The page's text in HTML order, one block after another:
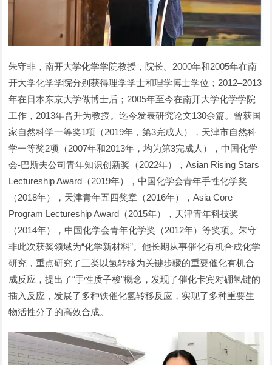
朱守非，南开大学化学学院教授，院长。2000年和2005年在南
开大学化学学院分别获得理学学士和理学博士学位；2012‒2013
年在日本东京大学做博士后；2005年至今在南开大学化学学院
工作，2013年晋升为教授。迄今发表研究论文130余篇。曾获国
家自然科学一等奖1项（2019年，第3完成人），天津市自然科
学一等奖2项（2007年和2013年，均为第3完成人），中国化学
会-巴斯夫公司青年知识创新奖（2022年），Asian Rising Stars
Lectureship Award（2019年），中国化学会青年手性化学奖
（2018年），天津青年五四奖章（2016年），Asia Core
Program Lectureship Award（2015年），天津青年科技奖
（2014年），中国化学会青年化学奖（2012年）等奖项。朱守
非此次获奖领域为“化学新材料”。他长期从事催化有机合成化学
研究，重点研究了三类以氢转移为关键步骤的重要催化有机合
成反应，提出了“手性质子梭”概念，发现了催化卡宾对硼氢键的
插入反应，发展了多种铁催化氢转移反应，实现了多种重要生
物活性分子的高效合成。